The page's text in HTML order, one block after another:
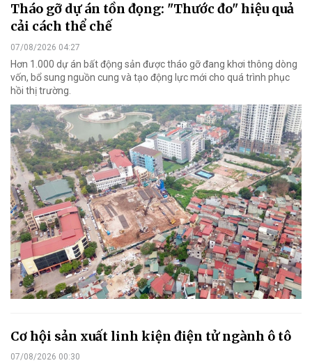
Tháo gỡ dự án tồn đọng: "Thước đo" hiệu quả
cải cách thể chế
07/08/2026 04:27
Hơn 1.000 dự án bất động sản được tháo gỡ đang khơi thông dòng
vốn, bổ sung nguồn cung và tạo động lực mới cho quá trình phục
hồi thị trường.
Cơ hội sản xuất linh kiện điện tử ngành ô tô
07/08/2026 00:30